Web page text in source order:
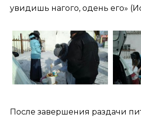
увидишь нагого, одень его» (
После завершения раздачи